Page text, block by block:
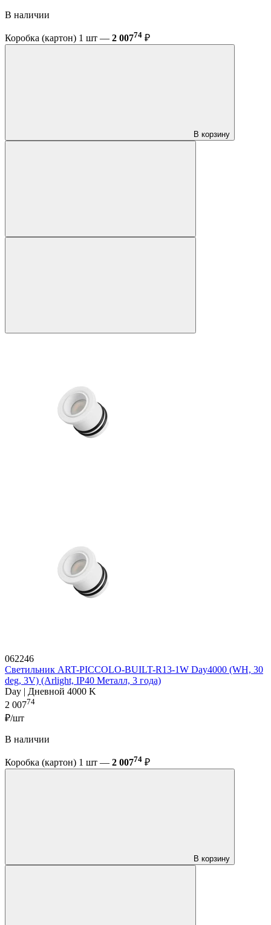
В наличии
Коробка (картон) 1 шт — 2 00774 ₽
В корзину
062246
Светильник ART-PICCOLO-BUILT-R13-1W Day4000 (WH, 30
deg, 3V) (Arlight, IP40 Металл, 3 года)
Day | Дневной 4000 K
2 00774
₽/шт
В наличии
Коробка (картон) 1 шт — 2 00774 ₽
В корзину